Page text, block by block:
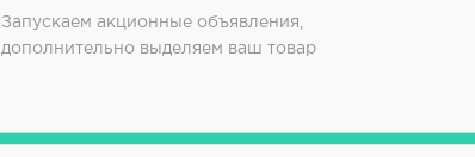
Запускаем акционные объявления,
дополнительно выделяем ваш товар